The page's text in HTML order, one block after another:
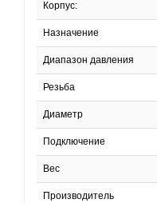
Корпус:
Назначение
Диапазон давления
Резьба
Диаметр
Подключение
Вес
Производитель